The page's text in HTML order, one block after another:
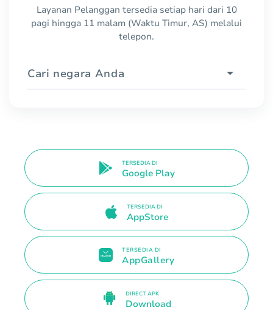
Layanan Pelanggan tersedia setiap hari dari 10
pagi hingga 11 malam (Waktu Timur, AS) melalui
telepon.
Cari negara Anda
TERSEDIA DI
Google Play
TERSEDIA DI
AppStore
TERSEDIA DI
AppGallery
DIRECT APK
Download